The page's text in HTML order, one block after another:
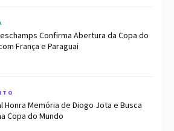
Confirma Abertura da Copa do
França e Paraguai
Honra Memória de Diogo Jota e Busca
Copa do Mundo